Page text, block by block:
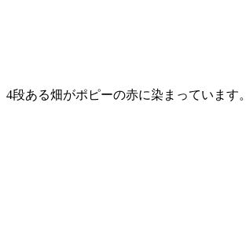
4段ある畑がポピーの赤に染まっています。